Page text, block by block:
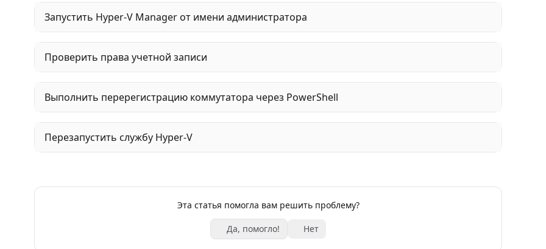
Запустить Hyper-V Manager от имени администратора
Проверить права учетной записи
Выполнить перерегистрацию коммутатора через PowerShell
Перезапустить службу Hyper-V
Эта статья помогла вам решить проблему?
Да, помогло! Нет